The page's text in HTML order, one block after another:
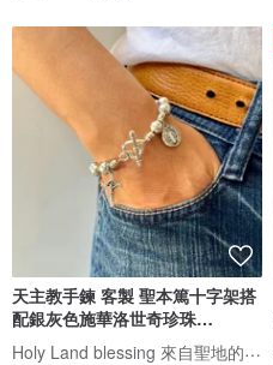
天主教手鍊 客製 聖本篤十字架搭
配銀灰色施華洛世奇珍珠
8250052
Holy Land blessing 來自聖地的祝福